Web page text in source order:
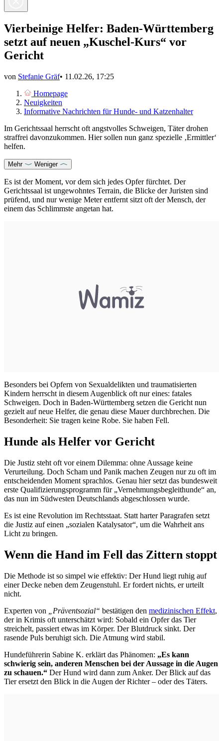
Vierbeinige Helfer: Baden-Württemberg
setzt auf neuen „Kuschel-Kurs“ vor
Gericht
von Stefanie Gräf• 11.02.26, 17:25
Homepage
Neuigkeiten
Informative Nachrichten für Hunde- und Katzenhalter
Im Gerichtssaal herrscht oft angstvolles Schweigen, Täter drohen
straffrei davonzukommen. Hier sollen nun ganz spezielle ‚Ermittler‘
helfen.
Mehr Weniger
Es ist der Moment, vor dem sich jedes Opfer fürchtet. Der
Gerichtssaal ist ungewohntes Terrain, die Blicke der Juristen sind
prüfend, und nur wenige Meter entfernt sitzt oft der Mensch, der
einem das Schlimmste angetan hat.
Besonders bei Opfern von Sexualdelikten und traumatisierten
Kindern herrscht in diesem Augenblick oft nur eines: fatales
Schweigen. Doch in Baden-Württemberg setzen die Gericht nun
gezielt auf neue Helfer, die genau diese Mauer durchbrechen. Die
Besonderheit: Sie tragen keine Robe. Sie haben Fell.
Hunde als Helfer vor Gericht
Die Justiz steht oft vor einem Dilemma: ohne Aussage keine
Verurteilung. Doch Scham und Panik machen Zeugen nur zu oft im
entscheidenden Moment sprachlos. Genau hier setzt das bundesweit
erste Qualifizierungsprogramm für „Vernehmungsbegleithunde“ an,
das nun im Südwesten Deutschlands abgeschlossen wurde.
Es ist eine Revolution im Rechtsstaat. Statt harter Paragrafen setzt
die Justiz auf einen „sozialen Katalysator“, um die Wahrheit ans
Licht zu bringen.
Wenn die Hand im Fell das Zittern stoppt
Die Methode ist so simpel wie effektiv: Der Hund liegt ruhig auf
einer Decke neben dem Zeugenstuhl. Er fordert nichts, er urteilt
nicht.
Experten von
„Präventsozial“ bestätigen den medizinischen Effekt,
der in Krimis oft unterschätzt wird: Sobald ein Opfer das Tier
streichelt, passiert etwas im Körper. Der Blutdruck sinkt. Der
rasende Puls beruhigt sich. Die Atmung wird stabil.
Hundeführerin Sabine K. erklärt das Phänomen: „Es kann
schwierig sein, anderen Menschen bei der Aussage in die Augen
zu schauen.“ Der Hund wird dann zum Anker. Der Blick auf das
Tier ersetzt den Blick in die Augen der Richter – oder des Täters.